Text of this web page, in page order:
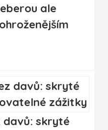
ale
davů: skryté